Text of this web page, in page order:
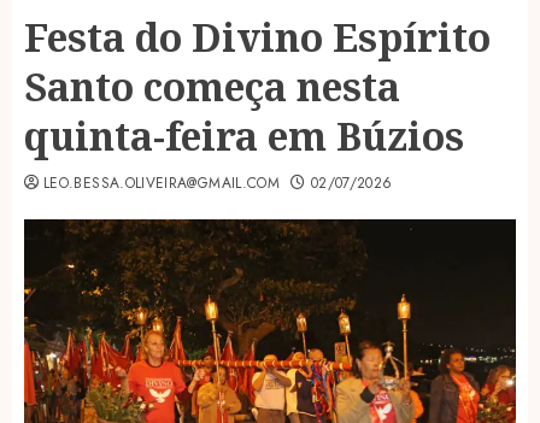
Festa do Divino Espírito
Santo começa nesta
quinta-feira em Búzios
LEO.BESSA.OLIVEIRA@GMAIL.COM 02/07/2026